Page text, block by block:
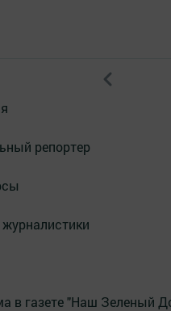
репортер
в газете "Наш Зеленый